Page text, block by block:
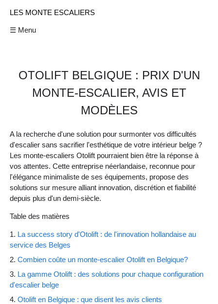
LES MONTE ESCALIERS
☰ Menu
OTOLIFT BELGIQUE : PRIX D'UN
MONTE-ESCALIER, AVIS ET
MODÈLES
A la recherche d'une solution pour surmonter vos difficultés
d'escalier sans sacrifier l'esthétique de votre intérieur belge ?
Les monte-escaliers Otolift pourraient bien être la réponse à
vos attentes. Cette entreprise néerlandaise, reconnue pour
l'élégance minimaliste de ses équipements, propose des
solutions sur mesure alliant innovation, discrétion et fiabilité
depuis plus d'un demi-siècle.
Table des matières
La success story d'Otolift : de l'innovation hollandaise au
service des Belges
Combien coûte un monte-escalier Otolift en Belgique?
La gamme Otolift : des solutions pour chaque configuration
d'escalier belge
Otolift en Belgique : que disent les avis clients